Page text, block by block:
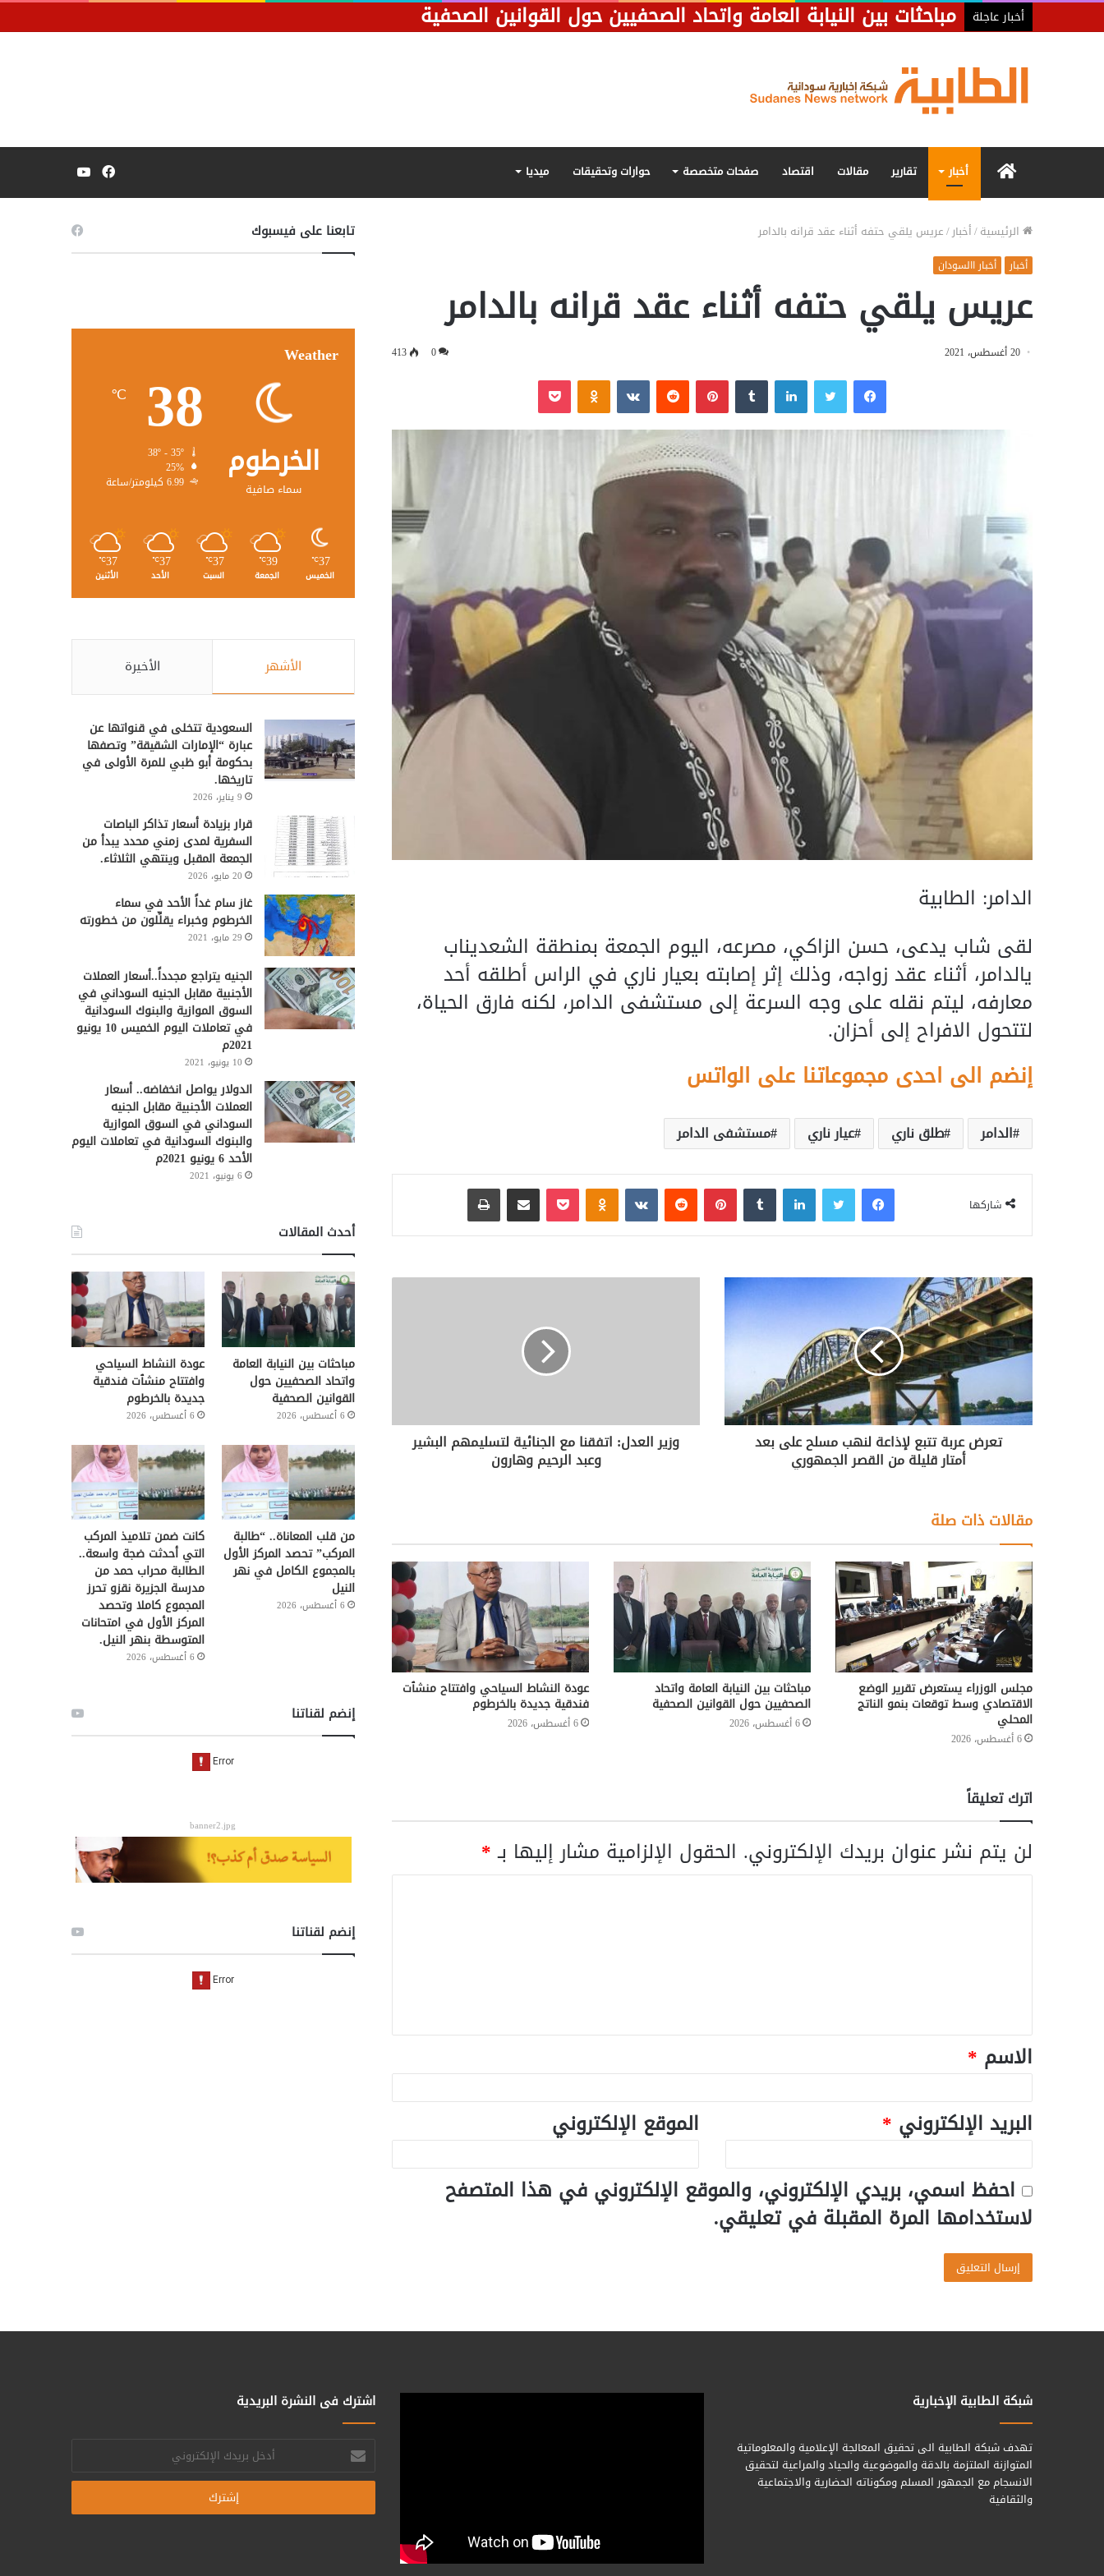
أخبار عاجلة مباحثات بين النيابة العامة واتحاد الصحفيين حول القوانين الصحفية
الرئيسيةأخبار تقارير مقالات اقتصاد صفحات متخصصة حوارات وتحقيقات ميديا فيسبوك
الرئيسية/أخبار/عريس يلقي حتفه أثناء عقد قرانه بالدامر
أخبار أخبار االسودان
عريس يلقي حتفه أثناء عقد قرانه بالدامر
20 أغسطس، 2021 0
413
فيسبوك لينكدإن بينتيريست
الدامر: الطابية
لقى شاب يدعى، حسن الزاكي، مصرعه، اليوم الجمعة بمنطقة الشعديناب
يالدامر، أثناء عقد زواجه، وذلك إثر إصابته بعيار ناري في الراس أطلقه أحد
معارفه، ليتم نقله على وجه السرعة إلى مستشفى الدامر، لكنه فارق الحياة،
لتتحول الافراح إلى أحزان.
إنضم الى احدى مجموعاتنا على الواتس
الدامر طلق ناري عيار ناري مستشفى الدامر
شاركها
فيسبوك لينكدإن بينتيريست بوكيت
تعرض عربة تتبع لإذاعة لنهب مسلح على بعد
أمتار قليلة من القصر الجمهوري
وزير العدل: اتفقنا مع الجنائية لتسليمهم البشير
وعبد الرحيم وهارون
مقالات ذات صلة
مجلس الوزراء يستعرض تقرير الوضع
الاقتصادي وسط توقعات بنمو الناتج
المحلي
6 أغسطس، 2026
مباحثات بين النيابة العامة واتحاد
الصحفيين حول القوانين الصحفية
6 أغسطس، 2026
عودة النشاط السياحي وافتتاح منشٱت
فندقية جديدة بالخرطوم
6 أغسطس، 2026
اترك تعليقاً
لن يتم نشر عنوان بريدك الإلكتروني. الحقول الإلزامية مشار إليها بـ*
الاسم *
البريد الإلكتروني *
الموقع الإلكتروني
احفظ اسمي، بريدي الإلكتروني، والموقع الإلكتروني في هذا المتصفح
لاستخدامها المرة المقبلة في تعليقي.
تابعنا على فيسبوك
Weather
الخرطوم
سماء صافية
38
℃
25%
6.99 كيلومتر/ساعة
37
℃
الخميس
39
℃
الجمعة
37
℃
السبت
37
℃
الأحد
37
℃
الأثنين
الأشهر الأخيرة
السعودية تتخلى في قنواتها عن
عبارة “الإمارات الشقيقة” وتصفها
بحكومة أبو ظبي للمرة الأولى في
تاريخها.
9 يناير، 2026
قرار بزيادة أسعار تذاكر الباصات
السفرية لمدى زمني محدد يبدأ من
الجمعة المقبل وينتهي الثلاثاء.
20 مايو، 2026
غاز سام غداً الأحد في سماء
الخرطوم وخبراء يقلِّلون من خطورته
29 مايو، 2021
الجنيه يتراجع مجدداً..أسعار العملات
الأجنبية مقابل الجنيه السوداني في
السوق الموازية والبنوك السودانية
في تعاملات اليوم الخميس 10 يونيو
2021م
10 يونيو، 2021
الدولار يواصل انخفاضه.. أسعار
العملات الأجنبية مقابل الجنيه
السوداني في السوق الموازية
والبنوك السودانية في تعاملات اليوم
الأحد 6 يونيو 2021م
6 يونيو، 2021
أحدث المقالات
مباحثات بين النيابة العامة
واتحاد الصحفيين حول
القوانين الصحفية
6 أغسطس، 2026
عودة النشاط السياحي
وافتتاح منشٱت فندقية
جديدة بالخرطوم
6 أغسطس، 2026
من قلب المعاناة.. “طالبة
المركب” تحصد المركز الأول
بالمجموع الكامل في نهر
النيل
6 أغسطس، 2026
كانت ضمن تلاميذ المركب
التي أحدثت ضجة واسعة..
الطالبة محراب حمد من
مدرسة الجزيرة نقزو تحرز
المجموع كاملا وتحصد
المركز الأول في امتحانات
المتوسطة بنهر النيل.
6 أغسطس، 2026
إنضم لقناتنا
banner2.jpg
إنضم لقناتنا
شبكة الطابية الإخبارية
تهدف شبكة الطابية الى تحقيق المعالجة الإعلامية والمعلوماتية
المتوازنة الملتزمة بالدقة والموضوعية والحياد والمراعية لتحقيق
الانسجام مع الجمهور المسلم ومكوناته الحضارية والاجتماعية
والثقافية
اشترك فى النشرة البريدية
أدخل
بريدك
الإلكتروني